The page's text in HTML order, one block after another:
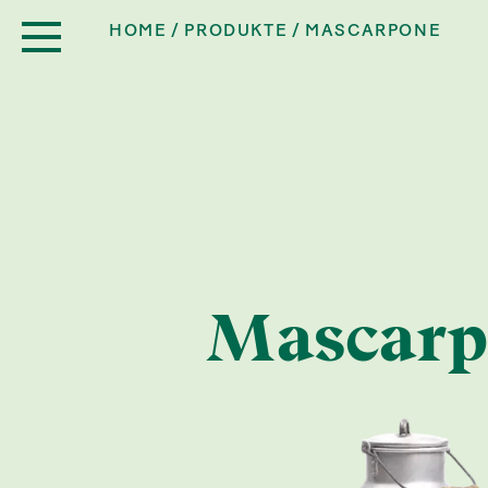
HOME PRODUKTE MASCARPONE